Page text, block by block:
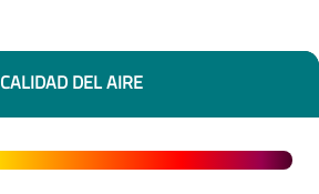
CALIDAD DEL AIRE